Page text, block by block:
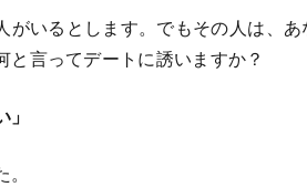
いるとします。でもその人は、あ
と言ってデートに誘いますか？